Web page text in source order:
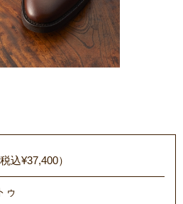
込¥37,400）
ゥ